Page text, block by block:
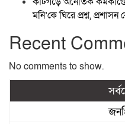
মনি’কে ঘিরে প্রশ্ন,
Recent
No comments to show.